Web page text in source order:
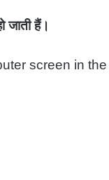
हैं।
screen in the